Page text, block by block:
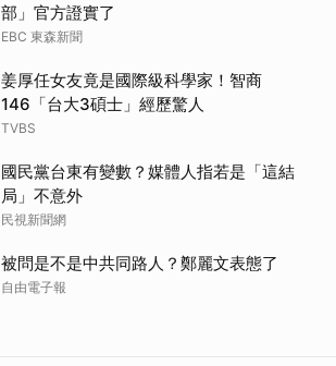
部」官方證實了
EBC 東森新聞
姜厚任女友竟是國際級科學家！智商
146「台大3碩士」經歷驚人
TVBS
國民黨台東有變數？媒體人指若是「這結
局」不意外
民視新聞網
被問是不是中共同路人？鄭麗文表態了
自由電子報